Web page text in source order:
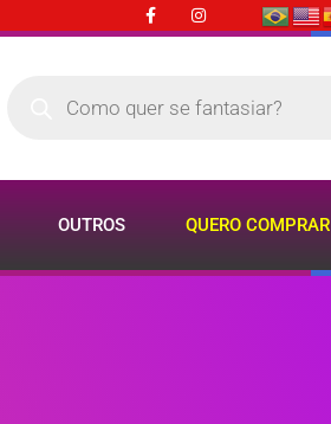
OUTROS QUERO COMPRAR